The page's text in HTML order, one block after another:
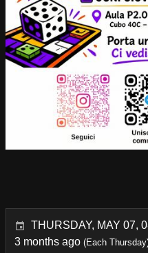
THURSDAY, MAY 07,
3 months ago (Each